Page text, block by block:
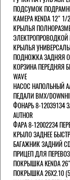
ПОДСУМОК
КАМЕРА KENDA 12"
КРЫЛЬЯ
ЭЛЕКТРОПРОВОДКОЙ
КРЫЛЬЯ
ПОДНОЖКА ЗАДНЯЯ
КОРЗИНА ПЕРЕДНЯЯ
WAVE
НАСОС НАПОЛЬНЫЙ
ПЕДАЛИ BMX/
ФОНАРЬ 8-12039134
AUTHOR
ФАРА 8-12002234
КРЫЛО ЗАДНЕЕ
БАГАЖНИК ЗАДНИЙ
ПРИЦЕП ДЛЯ
ПОКРЫШКА KENDA
ПОКРЫШКА 26X2.10